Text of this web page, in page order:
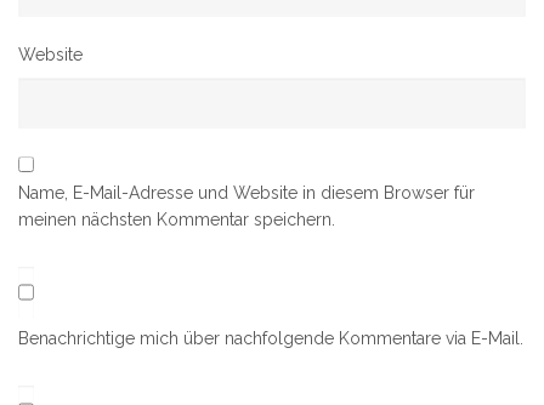
Website
Name, E-Mail-Adresse und Website in diesem Browser für
meinen nächsten Kommentar speichern.
Benachrichtige mich über nachfolgende Kommentare via E-Mail.